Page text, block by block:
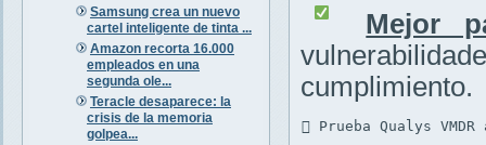
Samsung crea un nuevo
cartel inteligente de tinta ...
Amazon recorta 16.000
empleados en una
segunda ole...
Teracle desaparece: la
crisis de la memoria
golpea...
Mejor
cumplimiento.
 Prueba Qualys